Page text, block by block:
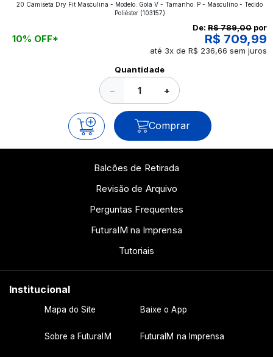
aplicados nos impressos da gráfica FuturaIM? Então,
continue a leitura que vamos revelar para você!
20 Camiseta Dry Fit Masculina - Modelo: Gola V - Tamanho: P - Masculino - Tecido
Poliéster(103157)
10% OFF*
De: R$ 789,00 por
R$ 709,99
até 3x de R$ 236,66 sem juros
Quantidade
− +
Comprar
Balcões de Retirada
Revisão de Arquivo
Perguntas Frequentes
FuturaIM na Imprensa
Tutoriais
Institucional
Mapa do Site Baixe o App
Sobre a FuturaIM FuturaIM na Imprensa